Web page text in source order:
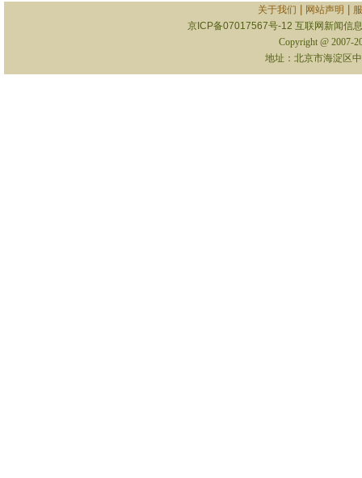
关于我们 网站声明
京ICP备07017567号-12 互联网新闻信
Copyright @ 2007-
地址：北京市海淀区